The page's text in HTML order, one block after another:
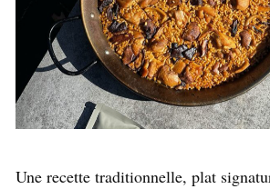
Une recette traditionnelle, plat